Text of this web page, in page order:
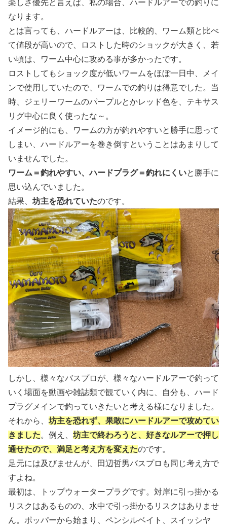
楽しさ優先と言えば、私の場合、ハードルアーでの釣りに
なります。
とは言っても、ハードルアーは、比較的、ワーム類と比べ
て値段が高いので、ロストした時のショックが大きく、若
い頃は、ワーム中心に攻める事が多かったです。
ロストしてもショック度が低いワームをほぼ一日中、メイ
ンで使用していたので、ワームでの釣りは得意でした。当
時、ジェリーワームのパープルとかレッド色を、テキサス
リグ中心に良く使ったな～。
イメージ的にも、ワームの方が釣れやすいと勝手に思って
しまい、ハードルアーを巻き倒すということはあまりして
いませんでした。
ワーム＝釣れやすい、ハードプラグ＝釣れにくいと勝手に
思い込んでいました。
結果、 坊主を恐れていたのです。
しかし、様々なバスプロが、様々なハードルアーで釣って
いく場面を動画や雑誌類で観ていく内に、自分も、ハード
プラグメインで釣っていきたいと考える様になりました。
それから、 坊主を恐れず、果敢にハードルアーで攻めてい
きました。例え、 坊主で終わろうと、好きなルアーで押し
通せたので、満足と考え方を変えたのです。
足元には及びませんが、田辺哲男バスプロも同じ考え方で
すよね。
最初は、トップウォータープラグです。対岸に引っ掛かる
リスクはあるものの、水中で引っ掛かるリスクはありませ
ん。ポッパーから始まり、ペンシルベイト、スイッシヤ